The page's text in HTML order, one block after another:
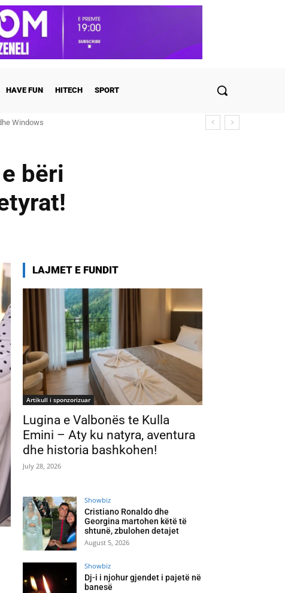
HAVE FUN HITECH SPORT
zbulohen detajet
bëri
LAJMET E FUNDIT
Artikull i sponzorizuar
Lugina e Valbonës te Kulla
Emini – Aty ku natyra, aventura
dhe historia bashkohen!
July 28, 2026
Showbiz
Cristiano Ronaldo dhe
Georgina martohen këtë të
shtunë, zbulohen detajet
August 5, 2026
Showbiz
Dj-i i njohur gjendet i pajetë në
banesë